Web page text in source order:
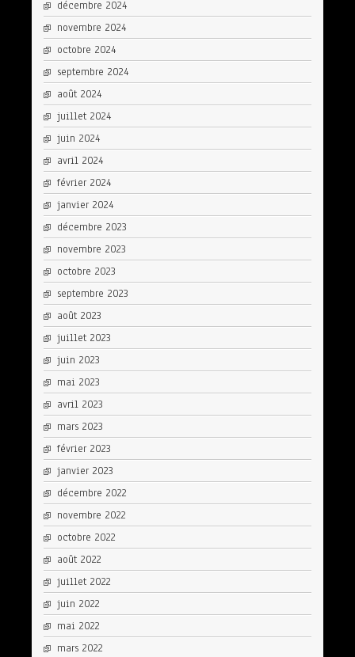
décembre 2024
novembre 2024
octobre 2024
septembre 2024
août 2024
juillet 2024
juin 2024
avril 2024
février 2024
janvier 2024
décembre 2023
novembre 2023
octobre 2023
septembre 2023
août 2023
juillet 2023
juin 2023
mai 2023
avril 2023
mars 2023
février 2023
janvier 2023
décembre 2022
novembre 2022
octobre 2022
août 2022
juillet 2022
juin 2022
mai 2022
mars 2022